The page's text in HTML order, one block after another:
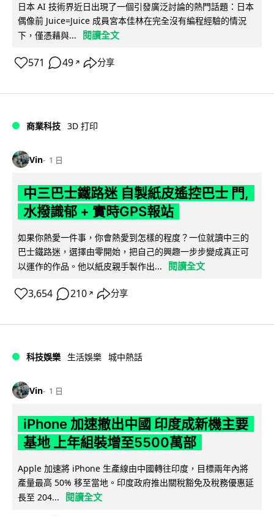
日本 AI 技術界近日出現了一個引發廣泛討論的熱門話題：日本
偶像前 Juice=Juice 成員宮本佳林在完全沒有編程經驗的情況
下，僅憑藉與...
閱讀全文
571 49 ↗ 分享
商業科技 3D 打印
Vin 1 日
中三巴士鐵路迷 自製紙皮遙控巴士 門,
水撥識郁 + 實時GPS報站
如果你熱愛一件事，你會熱愛到怎樣的程度？一位就讀中三的
巴士鐵路迷，選擇由零開始，把自己的興趣一步步變成真正可
以運作的作品。他以紙皮親手製作出...
閱讀全文
3,654 210 ↗ 分享
科技娛樂 生活娛樂 城中熱話
Vin 1 日
iPhone 加速撤出中國 印度成新機主要
基地 上年組裝增至5500萬部
Apple 加速將 iPhone 生產線由中國轉往印度，目標兩年內將
產量最高 50% 移至當地。印度政府推出關稅豁免及稅務優惠延
長至 204...
閱讀全文